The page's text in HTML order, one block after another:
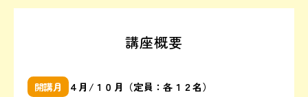
講座概要
開講月 ４月/１０月（定員：各１２名）